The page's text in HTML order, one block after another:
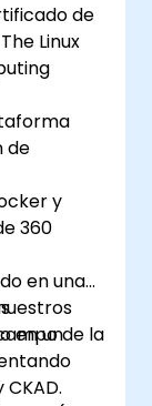
de
Linux
de
y
360
en una
de la
en un